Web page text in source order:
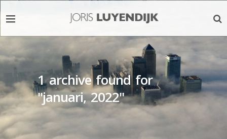
1 archive found for
"januari, 2022"